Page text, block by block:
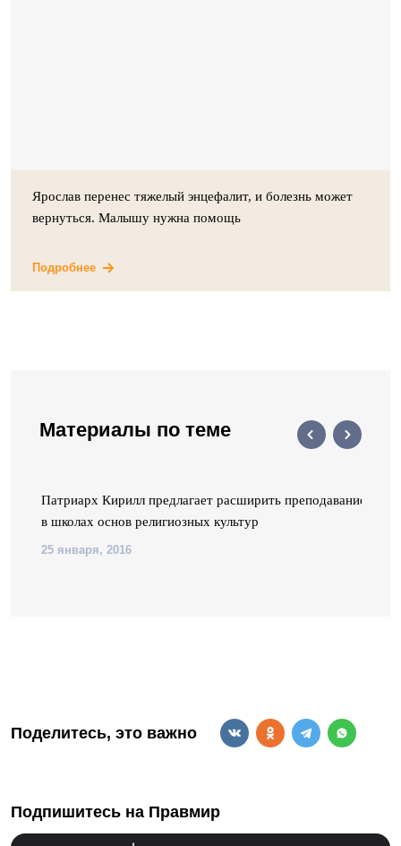
Ярослав перенес тяжелый энцефалит, и болезнь может
вернуться. Малышу нужна помощь
Подробнее
Материалы по теме
Патриарх Кирилл предлагает расширить преподавание
в школах основ религиозных культур
25 января, 2016
Поделитесь, это важно
Подпишитесь на Правмир